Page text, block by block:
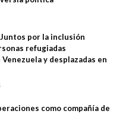
por la inclusión
refugiadas
y desplazadas en
como compañía de